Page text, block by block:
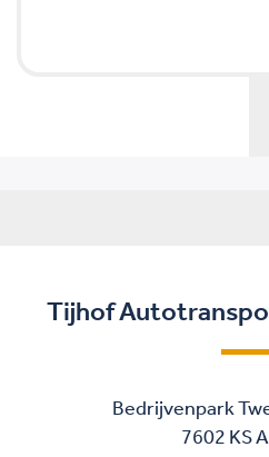
Tijhof
Bedrijvenpark
7602 KS